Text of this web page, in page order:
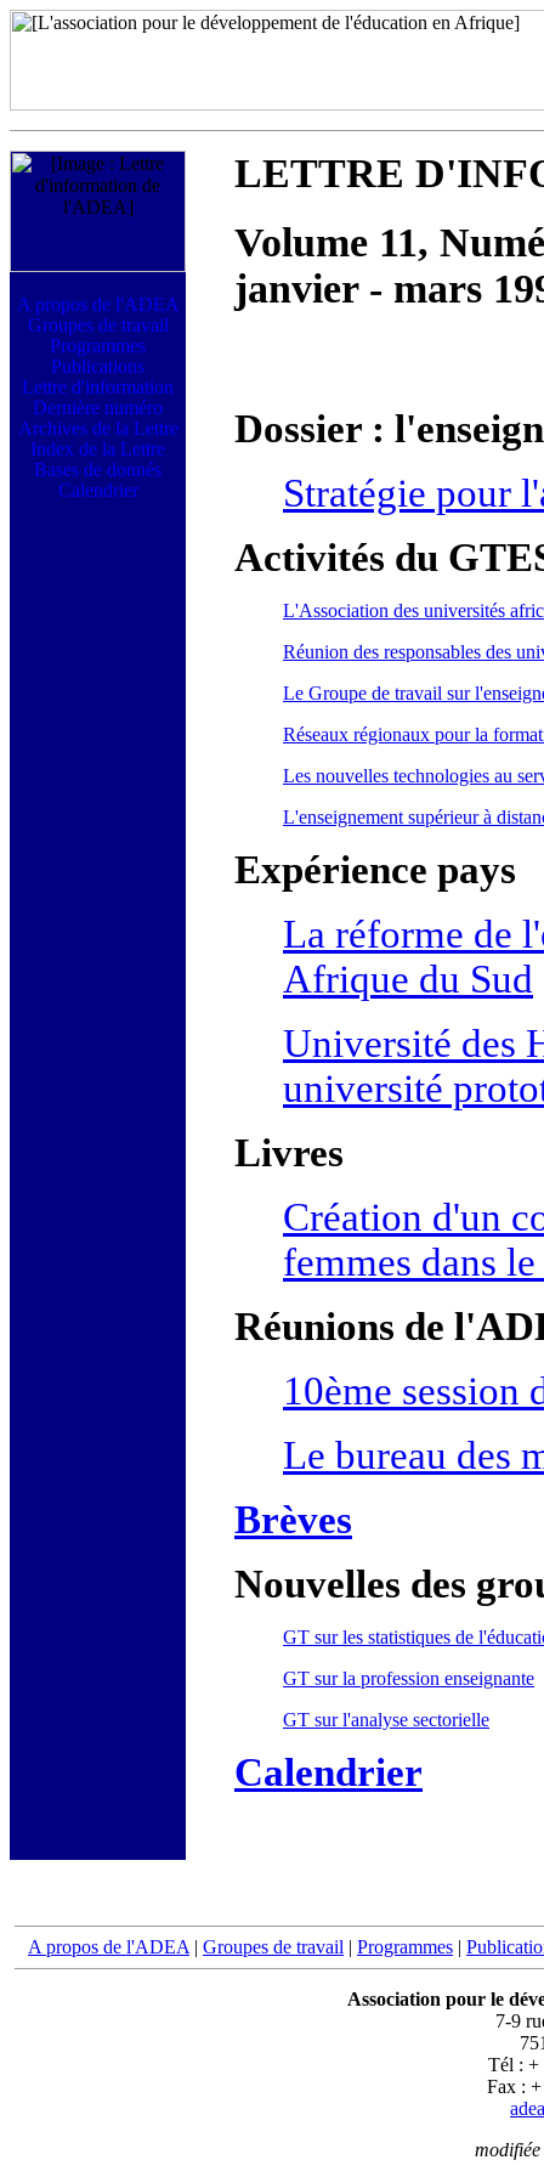
LETTRE
Volume 11,
janvier - mars
Dossier :
Stratégie pour
Activités du
L'Association des universités
Réunion des responsables des
Le Groupe de travail sur
Réseaux régionaux pour la
Les nouvelles technologies au
L'enseignement supérieur à
Expérience pays
La réforme de
Afrique du Sud
Université des
université
Livres
Création d'un
femmes dans
Réunions de
10ème session
Le bureau des
Brèves
Nouvelles des
GT sur les statistiques de
GT sur la profession enseignante
GT sur l'analyse sectorielle
Calendrier
A propos de l'ADEA | Groupes de travail | Programmes |
Association pour le
7-9
Tél : +
Fax :